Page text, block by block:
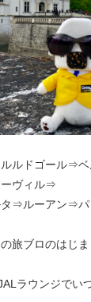
ルドゴール⇒
ヴィル⇒
⇒ルーアン⇒パ
旅ブロのはじ
ラウンジでい